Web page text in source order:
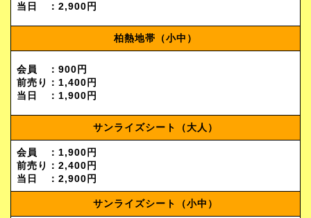
当日 ：2,900円
柏熱地帯（小中）
会員 ：900円
前売り：1,400円
当日 ：1,900円
サンライズシート（大人）
会員 ：1,900円
前売り：2,400円
当日 ：2,900円
サンライズシート（小中）